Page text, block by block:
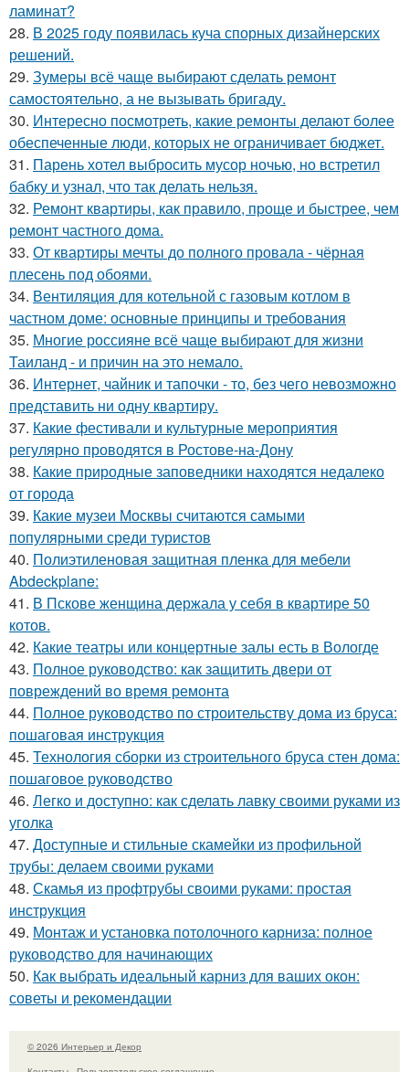
ламинат?
28. В 2025 году появилась куча спорных дизайнерских
решений.
29. Зумеры всё чаще выбирают сделать ремонт
самостоятельно, а не вызывать бригаду.
30. Интересно посмотреть, какие ремонты делают более
обеспеченные люди, которых не ограничивает бюджет.
31. Парень хотел выбросить мусор ночью, но встретил
бабку и узнал, что так делать нельзя.
32. Ремонт квартиры, как правило, проще и быстрее, чем
ремонт частного дома.
33. От квартиры мечты до полного провала - чёрная
плесень под обоями.
34. Вентиляция для котельной с газовым котлом в
частном доме: основные принципы и требования
35. Многие россияне всё чаще выбирают для жизни
Таиланд - и причин на это немало.
36. Интернет, чайник и тапочки - то, без чего невозможно
представить ни одну квартиру.
37. Какие фестивали и культурные мероприятия
регулярно проводятся в Ростове-на-Дону
38. Какие природные заповедники находятся недалеко
от города
39. Какие музеи Москвы считаются самыми
популярными среди туристов
40. Полиэтиленовая защитная пленка для мебели
Abdeckplane:
41. В Пскове женщина держала у себя в квартире 50
котов.
42. Какие театры или концертные залы есть в Вологде
43. Полное руководство: как защитить двери от
повреждений во время ремонта
44. Полное руководство по строительству дома из бруса:
пошаговая инструкция
45. Технология сборки из строительного бруса стен дома:
пошаговое руководство
46. Легко и доступно: как сделать лавку своими руками из
уголка
47. Доступные и стильные скамейки из профильной
трубы: делаем своими руками
48. Скамья из профтрубы своими руками: простая
инструкция
49. Монтаж и установка потолочного карниза: полное
руководство для начинающих
50. Как выбрать идеальный карниз для ваших окон:
советы и рекомендации
© 2026 Интерьер и Декор